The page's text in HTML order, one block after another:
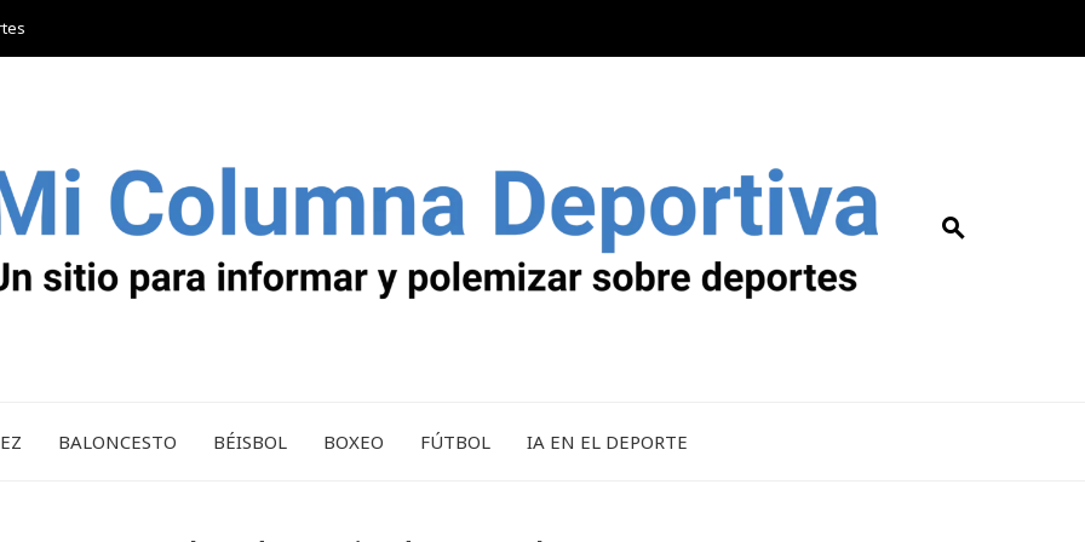
BALONCESTO BÉISBOL BOXEO FÚTBOL IA EN EL DEPORTE